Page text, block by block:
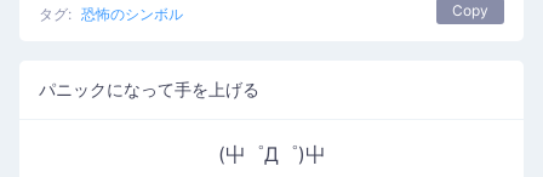
タグ: 恐怖のシンボル Copy
パニックになって手を上げる
(屮゜Д゜)屮